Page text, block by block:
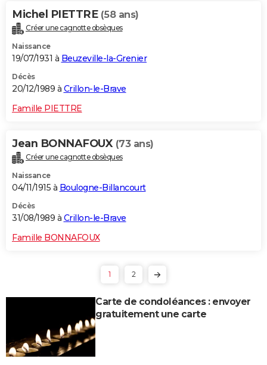
Michel PIETTRE (58 ans)
Créer une cagnotte obsèques
Naissance
19/07/1931 à Beuzeville-la-Grenier
Décès
20/12/1989 à Crillon-le-Brave
Famille PIETTRE
Jean BONNAFOUX (73 ans)
Créer une cagnotte obsèques
Naissance
04/11/1915 à Boulogne-Billancourt
Décès
31/08/1989 à Crillon-le-Brave
Famille BONNAFOUX
1 2
Carte de condoléances : envoyer
gratuitement une carte